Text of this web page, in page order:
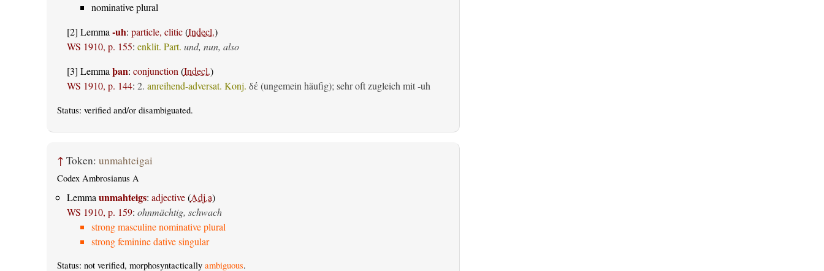
nominative plural
[2] Lemma-uh: particle, clitic(Indecl.)
WS 1910, p. 155: enklit. Part. und, nun, also
[3] Lemmaþan: conjunction(Indecl.)
WS 1910, p. 144: 2. anreihend-adversat. Konj. δέ (ungemein häufig); sehr oft zugleich mit -uh
Status: verifiedand/or disambiguated.
↑ Token: unmahteigai
Codex Ambrosianus A
Lemma unmahteigs: adjective(Adj.a)
WS 1910, p. 159: ohnmächtig, schwach
strong masculine nominative plural
strong feminine dative singular
Status: not verified, morphosyntactically ambiguous.